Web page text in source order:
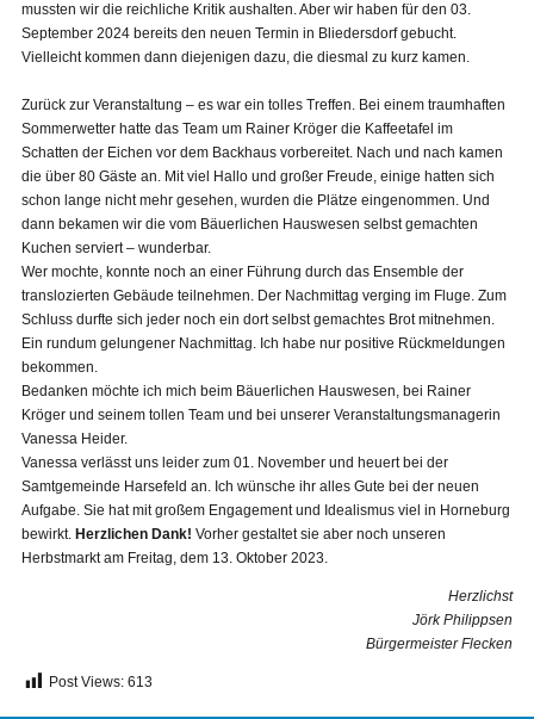
mussten wir die reichliche Kritik aushalten. Aber wir haben für den 03.
September 2024 bereits den neuen Termin in Bliedersdorf gebucht.
Vielleicht kommen dann diejenigen dazu, die diesmal zu kurz kamen.
Zurück zur Veranstaltung – es war ein tolles Treffen. Bei einem traumhaften
Sommerwetter hatte das Team um Rainer Kröger die Kaffeetafel im
Schatten der Eichen vor dem Backhaus vorbereitet. Nach und nach kamen
die über 80 Gäste an. Mit viel Hallo und großer Freude, einige hatten sich
schon lange nicht mehr gesehen, wurden die Plätze eingenommen. Und
dann bekamen wir die vom Bäuerlichen Hauswesen selbst gemachten
Kuchen serviert – wunderbar.
Wer mochte, konnte noch an einer Führung durch das Ensemble der
translozierten Gebäude teilnehmen. Der Nachmittag verging im Fluge. Zum
Schluss durfte sich jeder noch ein dort selbst gemachtes Brot mitnehmen.
Ein rundum gelungener Nachmittag. Ich habe nur positive Rückmeldungen
bekommen.
Bedanken möchte ich mich beim Bäuerlichen Hauswesen, bei Rainer
Kröger und seinem tollen Team und bei unserer Veranstaltungsmanagerin
Vanessa Heider.
Vanessa verlässt uns leider zum 01. November und heuert bei der
Samtgemeinde Harsefeld an. Ich wünsche ihr alles Gute bei der neuen
Aufgabe. Sie hat mit großem Engagement und Idealismus viel in Horneburg
bewirkt. Herzlichen Dank! Vorher gestaltet sie aber noch unseren
Herbstmarkt am Freitag, dem 13. Oktober 2023.
Herzlichst
Jörk Philippsen
Bürgermeister Flecken
Post Views: 613